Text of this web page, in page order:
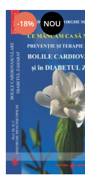
-18% NOU